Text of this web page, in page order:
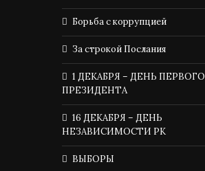
Борьба с коррупцией
За строкой Послания
1 ДЕКАБРЯ – ДЕНЬ ПЕРВОГО
ПРЕЗИДЕНТА
16 ДЕКАБРЯ – ДЕНЬ
НЕЗАВИСИМОСТИ РК
ВЫБОРЫ